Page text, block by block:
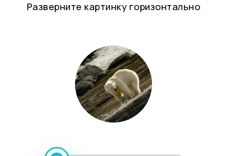
Разверните картинку горизонтально